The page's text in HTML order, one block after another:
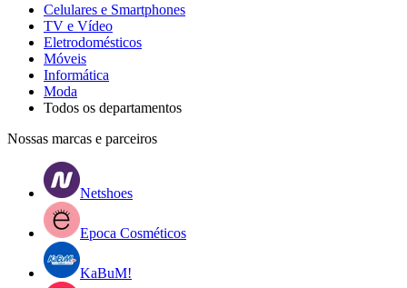
Celulares e Smartphones
TV e Vídeo
Eletrodomésticos
Móveis
Informática
Moda
Todos os departamentos
Nossas marcas e parceiros
Netshoes
Epoca Cosméticos
KaBuM!